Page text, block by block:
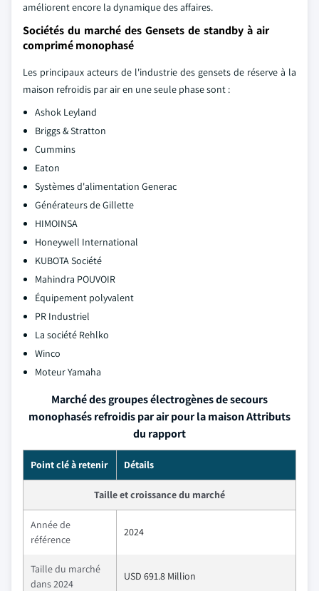
améliorent encore la dynamique des affaires.
Sociétés du marché des Gensets de standby à air
comprimé monophasé
Les principaux acteurs de l'industrie des gensets de réserve à la
maison refroidis par air en une seule phase sont :
Ashok Leyland
Briggs & Stratton
Cummins
Eaton
Systèmes d'alimentation Generac
Générateurs de Gillette
HIMOINSA
Honeywell International
KUBOTA Société
Mahindra POUVOIR
Équipement polyvalent
PR Industriel
La société Rehlko
Winco
Moteur Yamaha
Marché des groupes électrogènes de secours
monophasés refroidis par air pour la maison Attributs
du rapport
Point clé à retenir Détails
Taille et croissance du marché
Année de
référence
2024
Taille du marché
dans 2024
USD 691.8 Million